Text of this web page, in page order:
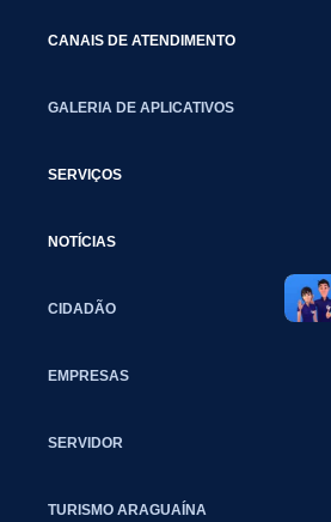
CANAIS DE ATENDIMENTO
GALERIA DE APLICATIVOS
SERVIÇOS
NOTÍCIAS
CIDADÃO
EMPRESAS
SERVIDOR
TURISMO ARAGUAÍNA